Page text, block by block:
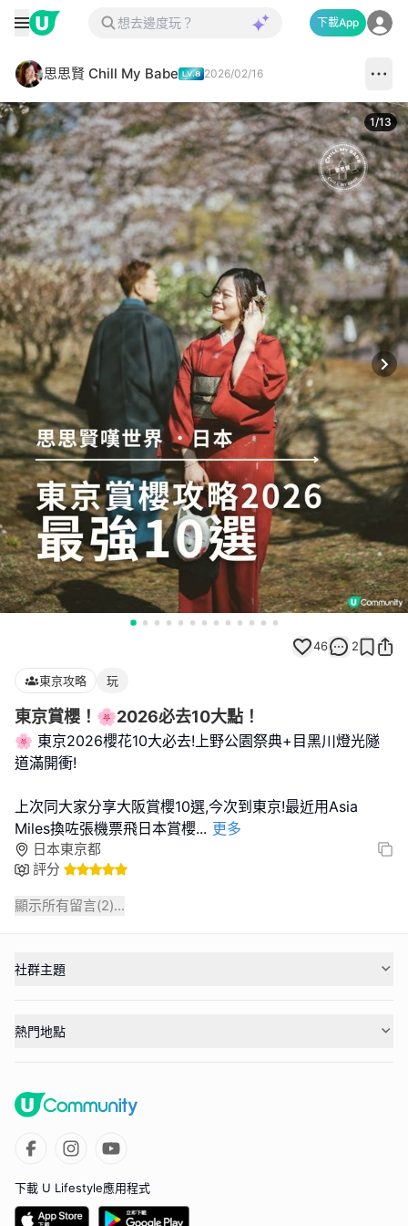
下載App
思思賢 Chill My Babe 2026/02/16
1/13
46 2
東京攻略 玩
東京賞櫻！🌸2026必去10大點！
🌸 東京2026櫻花10大必去!上野公園祭典+目黑川燈光隧
道滿開衝!
上次同大家分享大阪賞櫻10選,今次到東京!最近用Asia
Miles換咗張機票飛日本賞櫻... 更多
日本東京都
評分
顯示所有留言(2)...
社群主題
熱門地點
下載 U Lifestyle應用程式